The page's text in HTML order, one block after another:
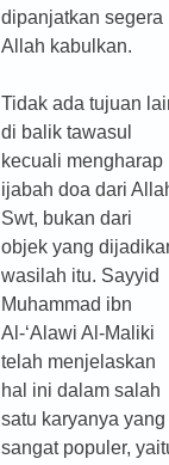
dipanjatkan segera
Allah kabulkan.
Tidak ada tujuan
di balik tawasul
kecuali mengharap
ijabah doa dari
Swt, bukan dari
objek yang
wasilah itu. Sayyid
Muhammad ibn
Al-‘Alawi Al-Maliki
telah menjelaskan
hal ini dalam salah
satu karyanya yang
sangat populer,